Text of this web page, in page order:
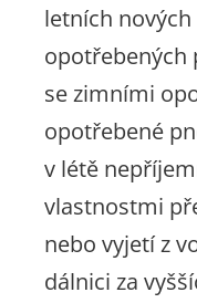
letních
opotřebených
se zimními
opotřebené
v létě
vlastnostmi
nebo vyjetí z
dálnici za